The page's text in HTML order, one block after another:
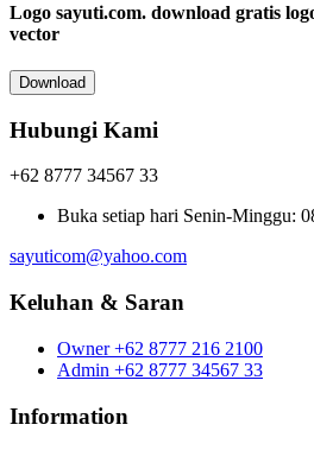
Logo sayuti.com. download gratis
vector
Download
Hubungi Kami
+62 8777 34567 33
Buka setiap hari Senin-Minggu:
sayuticom@yahoo.com
Keluhan & Saran
Owner +62 8777 216 2100
Admin +62 8777 34567 33
Information